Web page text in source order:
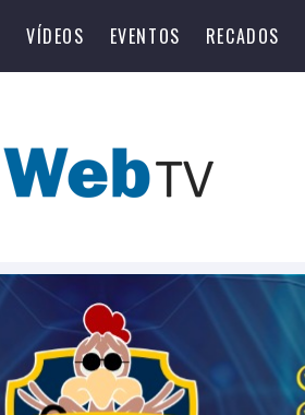
VÍDEOS EVENTOS RECADOS